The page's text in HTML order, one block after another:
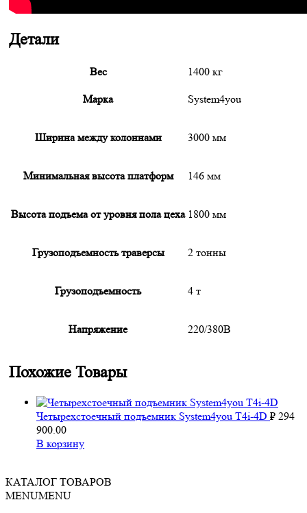
Детали
Вес 1400 кг
Марка System4you
Ширина между колоннами 3000 мм
Минимальная высота платформ 146 мм
Высота подъема от уровня пола цеха 1800 мм
Грузоподъемность траверсы 2 тонны
Грузоподъемность 4 т
Напряжение 220/380В
Похожие Товары
Четырехстоечный подъемник System4you T4i-4D ₽ 294
900.00
В корзину
КАТАЛОГ ТОВАРОВ
MENUMENU